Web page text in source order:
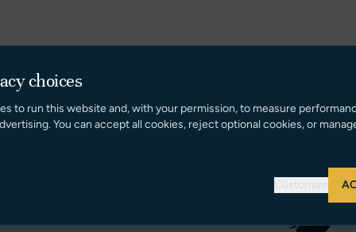
choices
to run this website and, with your permission, to measure
You can accept all cookies, reject optional cookies, or
Customize